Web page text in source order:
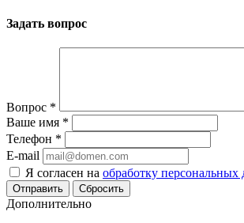
Задать вопрос
Вопрос *
Ваше имя *
Телефон *
E-mail
Я согласен на обработку персональных
Сбросить
Дополнительно